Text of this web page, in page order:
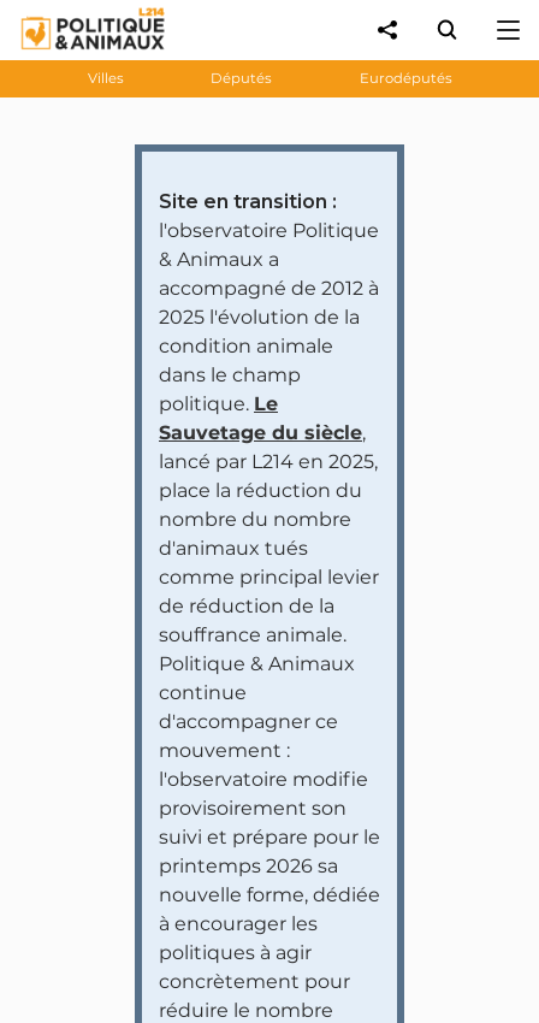
Villes Députés Eurodéputés
Site en transition :
l'observatoire Politique
& Animaux a
accompagné de 2012 à
2025 l'évolution de la
condition animale
dans le champ
politique. Le
Sauvetage du siècle,
lancé par L214 en 2025,
place la réduction du
nombre du nombre
d'animaux tués
comme principal levier
de réduction de la
souffrance animale.
Politique & Animaux
continue
d'accompagner ce
mouvement :
l'observatoire modifie
provisoirement son
suivi et prépare pour le
printemps 2026 sa
nouvelle forme, dédiée
à encourager les
politiques à agir
concrètement pour
réduire le nombre